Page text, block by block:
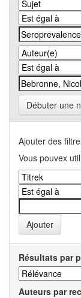
Débuter une
Ajouter des
Vous pouvex
Résultats par
Auteurs par